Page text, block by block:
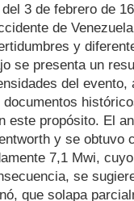
3 de febrero de
de
y
se presenta un
del evento,
este propósito. El
y se obtuvo
7,1 Mwi,
se
que solapa